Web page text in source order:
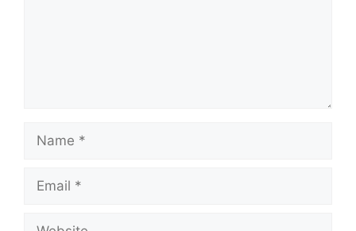
Name
Email
Website